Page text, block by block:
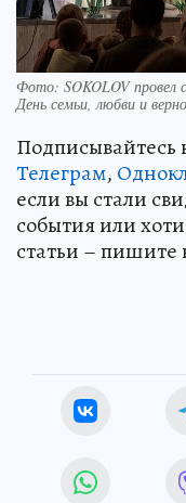
Фото: SOKOLOV провел
День семьи, любви и
Подписывайтесь
Телеграм,
если вы стали
события или
статьи – пишите